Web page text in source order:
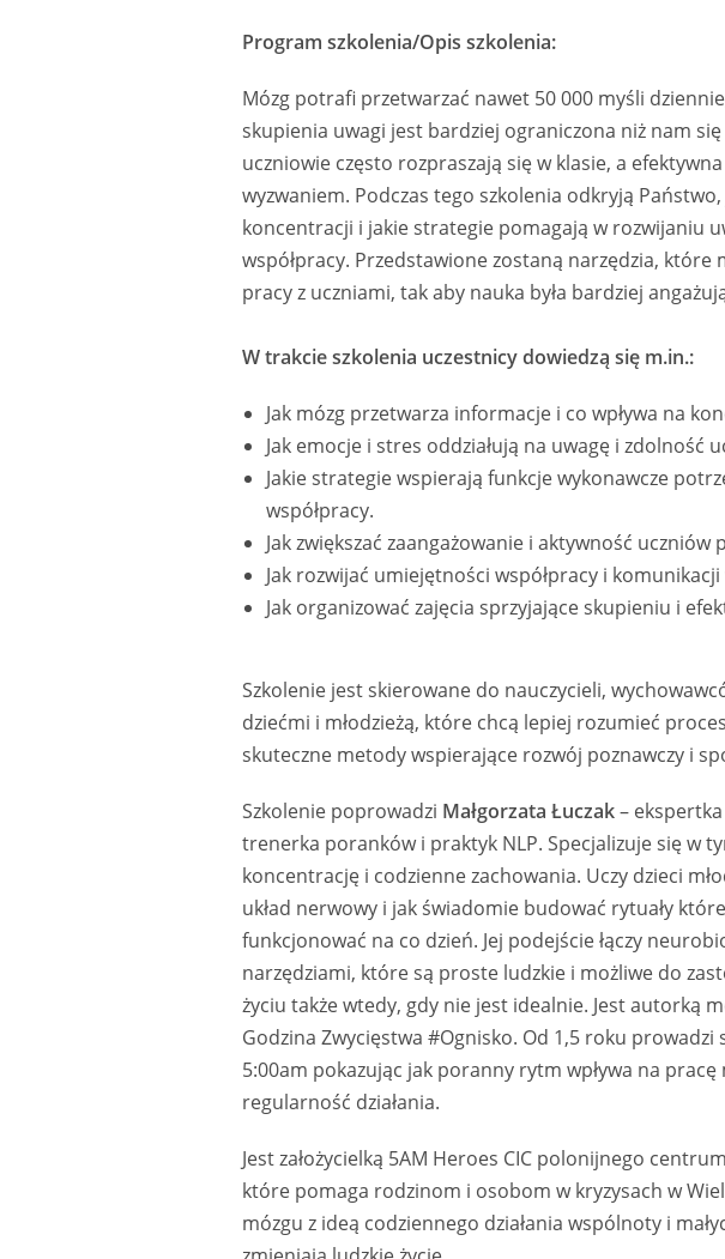
Program szkolenia/Opis szkolenia:
Mózg potrafi przetwarzać nawet 50 000 myśli
skupienia uwagi jest bardziej ograniczona niż nam się
uczniowie często rozpraszają się w klasie, a
wyzwaniem. Podczas tego szkolenia odkryją
koncentracji i jakie strategie pomagają w rozwijaniu
współpracy. Przedstawione zostaną narzędzia, które
pracy z uczniami, tak aby nauka była bardziej
W trakcie szkolenia uczestnicy dowiedzą się m.in.:
Jak mózg przetwarza informacje i co wpływa na
Jak emocje i stres oddziałują na uwagę i zdolność
Jakie strategie wspierają funkcje wykonawcze
współpracy.
Jak zwiększać zaangażowanie i aktywność uczniów
Jak rozwijać umiejętności współpracy i
Jak organizować zajęcia sprzyjające skupieniu i
Szkolenie jest skierowane do nauczycieli,
dziećmi i młodzieżą, które chcą lepiej rozumieć
skuteczne metody wspierające rozwój poznawczy i
Szkolenie poprowadzi Małgorzata Łuczak–
trenerka poranków i praktyk NLP. Specjalizuje się w
koncentrację i codzienne zachowania. Uczy dzieci
układ nerwowy i jak świadomie budować rytuały
funkcjonować na co dzień. Jej podejście łączy
narzędziami, które są proste ludzkie i możliwe do
życiu także wtedy, gdy nie jest idealnie. Jest autorką
Godzina Zwycięstwa #Ognisko. Od 1,5 roku prowadzi
5:00am pokazując jak poranny rytm wpływa na
regularność działania.
Jest założycielką 5AM Heroes CIC polonijnego
które pomaga rodzinom i osobom w kryzysach w
mózgu z ideą codziennego działania wspólnoty i